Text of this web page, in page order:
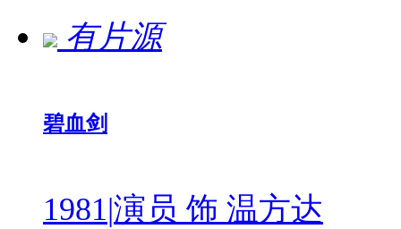
有片源
碧血剑
1981|演员 饰 温方达